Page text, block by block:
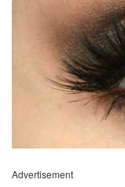
Advertisement